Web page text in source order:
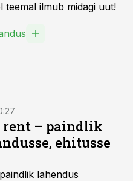
teemal ilmub midagi uut!
rent – paindlik
ehitusse
lahendus